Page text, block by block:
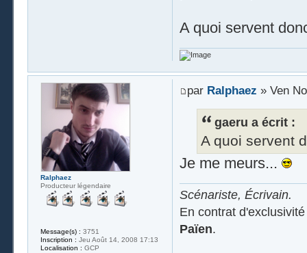
A quoi servent
par Ralphaez » Ven
gaeru a écrit :
A quoi servent
Je me meurs...
Scénariste, Écrivain.
En contrat
Païen.
Ralphaez
Producteur légendaire
Message(s) : 3751
Inscription : Jeu Août 14, 2008 17:13
Localisation : GCP